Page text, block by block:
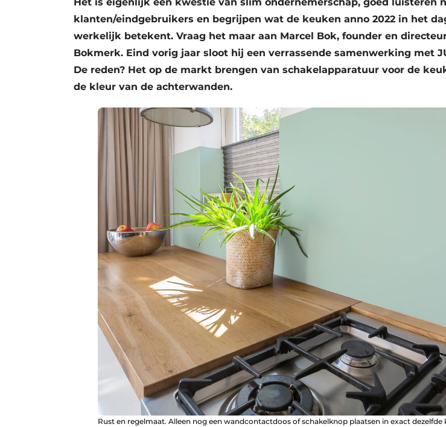
klanten/eindgebruikers en begrijpen wat de keuken anno 2022 in het
werkelijk betekent. Vraag het maar aan Marcel Bok, founder en
Bokmerk. Eind vorig jaar sloot hij een verrassende samenwerking met
De reden? Het op de markt brengen van schakelapparatuur voor de
de kleur van de achterwanden.
Rust en regelmaat. Alleen nog een wandcontactdoos of schakelknop plaatsen in exact dezelfde